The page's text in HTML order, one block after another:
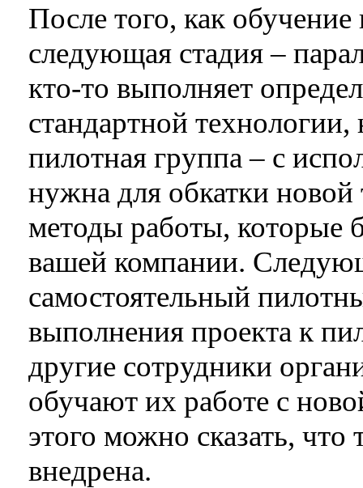
После того, как
следующая стадия –
кто-то выполняет
стандартной
пилотная группа – с
нужна для обкатки новой
методы работы, которые
вашей компании.
самостоятельный
выполнения проекта к
другие сотрудники
обучают их работе с
этого можно сказать,
внедрена.